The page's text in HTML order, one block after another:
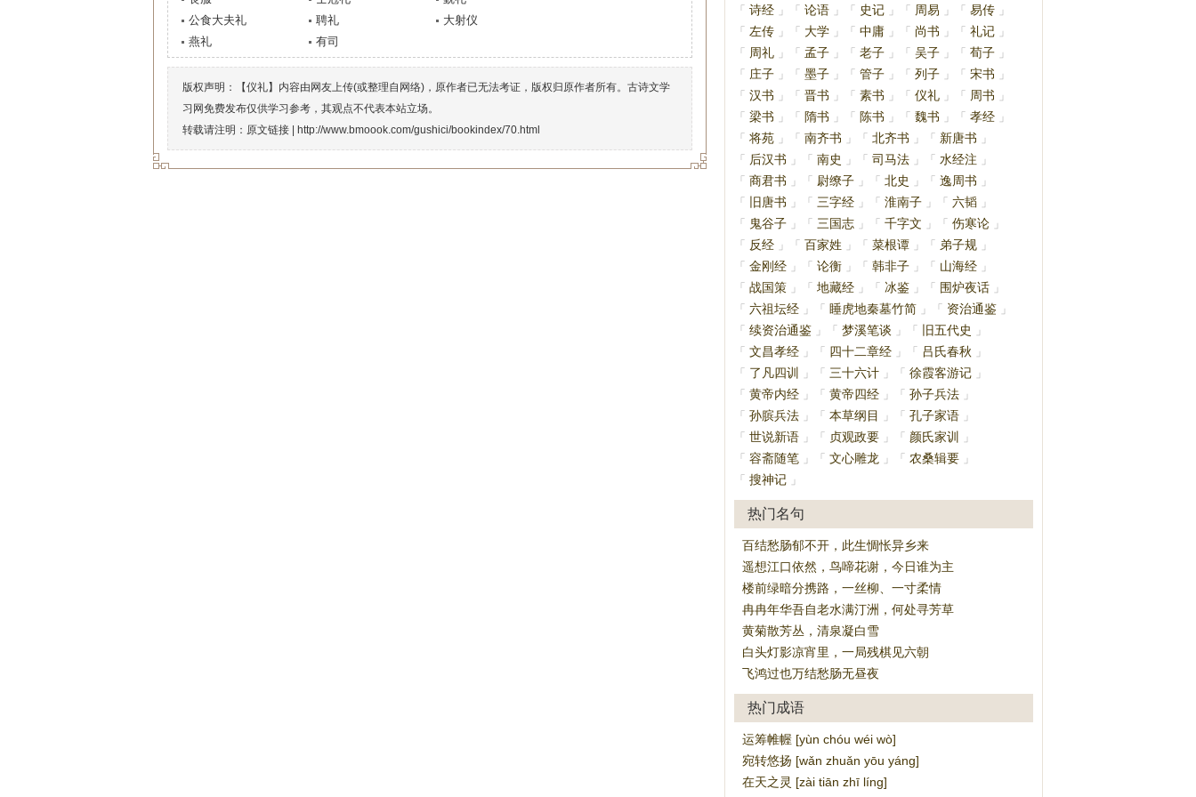
公食大夫礼
聘礼
大射仪
燕礼
有司
版权声明：【仪礼】内容由网友上传(或整理自网络)，原作者已无法考证，版权归原作者所有。古诗文学
习网免费发布仅供学习参考，其观点不代表本站立场。
转载请注明：原文链接 |
http://www.bmoook.com/gushici/bookindex/70.html
「 诗经 」 「 论语 」 「 史记 」 「 周易 」 「 易传 」
「
左传 」 「 大学 」 「 中庸 」 「 尚书 」 「 礼记 」
「
周礼 」 「 孟子 」 「 老子 」 「 吴子 」 「 荀子 」
「
庄子 」 「 墨子 」 「 管子 」 「 列子 」 「 宋书
」
「 汉书 」 「 晋书 」 「 素书 」 「 仪礼 」 「 周书
」
「 梁书 」 「 隋书 」 「 陈书 」 「 魏书 」 「 孝经 」
「 将苑 」 「 南齐书 」 「 北齐书 」 「 新唐书
」
「
后汉书 」 「 南史 」 「 司马法 」 「 水经注
」
「 商君书 」 「 尉缭子 」 「 北史 」 「 逸周书
」
「
旧唐书 」 「 三字经 」 「 淮南子 」 「 六韬 」
「
鬼谷子 」 「 三国志 」 「 千字文 」 「 伤寒论 」
「
反经 」 「 百家姓 」 「 菜根谭 」 「 弟子规 」
「 金刚经 」 「 论衡 」 「 韩非子 」 「 山海经 」
「 战国策 」 「 地藏经 」 「 冰鉴 」 「 围炉夜话 」
「 六祖坛经 」 「 睡虎地秦墓竹简 」 「 资治通鉴 」
「 续资治通鉴 」 「 梦溪笔谈 」 「 旧五代史
」
「 文昌孝经 」 「 四十二章经 」 「 吕氏春秋
」
「
了凡四训 」 「 三十六计 」 「 徐霞客游记 」
「 黄帝内经 」 「 黄帝四经 」 「 孙子兵法 」
「 孙膑兵法 」 「 本草纲目 」 「 孔子家语 」
「 世说新语 」 「 贞观政要 」 「 颜氏家训
」
「 容斋随笔 」 「 文心雕龙 」 「 农桑辑要 」
「 搜神记 」
热门名句
百结愁肠郁不开，此生惆怅异乡来
遥想江口依然，鸟啼花谢，今日谁为主
楼前绿暗分携路，一丝柳、一寸柔情
冉冉年华吾自老水满汀洲，何处寻芳草
黄菊散芳丛，清泉凝白雪
白头灯影凉宵里，一局残棋见六朝
飞鸿过也万结愁肠无昼夜
热门成语
运筹帷幄 [yùn chóu wéi wò]
宛转悠扬 [wǎn zhuǎn yōu yáng]
在天之灵 [zài tiān zhī líng]